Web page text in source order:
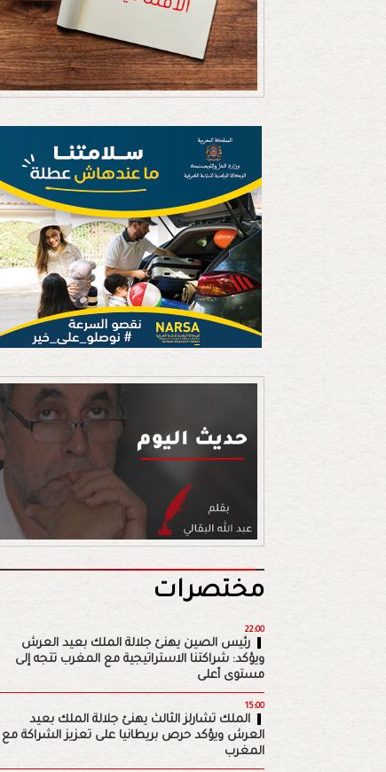
مختصرات
22:00
رئيس الصين يهنئ جلالة الملك بعيد العرش
ويؤكد: شراكتنا الاستراتيجية مع المغرب تتجه إلى
مستوى أعلى
15:00
الملك تشارلز الثالث يهنئ جلالة الملك بعيد
العرش ويؤكد حرص بريطانيا على تعزيز الشراكة مع
المغرب